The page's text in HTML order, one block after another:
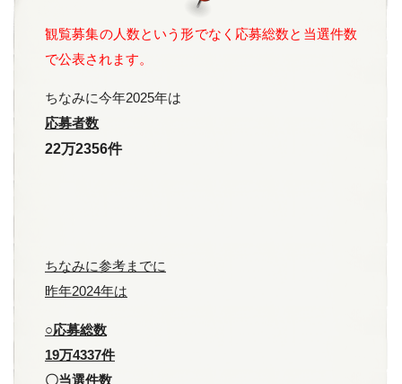
観覧募集の人数という形でなく応募総数と当選件数
で公表されます。
ちなみに今年2025年は
応募者数
22万2356件
ちなみに参考までに
昨年2024年は
○応募総数
19万4337件
〇当選件数